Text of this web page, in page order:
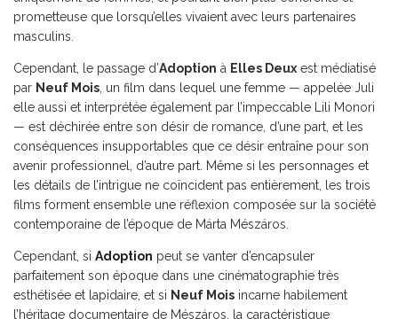
prometteuse que lorsqu’elles vivaient avec leurs partenaires
masculins.
Cependant, le passage d’Adoption à Elles Deux est médiatisé
par Neuf Mois , un film dans lequel une femme — appelée Juli
elle aussi et interprétée également par l’impeccable Lili Monori
— est déchirée entre son désir de romance, d’une part, et les
conséquences insupportables que ce désir entraîne pour son
avenir professionnel, d’autre part. Même si les personnages et
les détails de l’intrigue ne coïncident pas entièrement, les trois
films forment ensemble une réflexion composée sur la société
contemporaine de l’époque de Márta Mészáros.
Cependant, si Adoption peut se vanter d’encapsuler
parfaitement son époque dans une cinématographie très
esthétisée et lapidaire, et si Neuf Mois incarne habilement
l’héritage documentaire de Mészáros, la caractéristique